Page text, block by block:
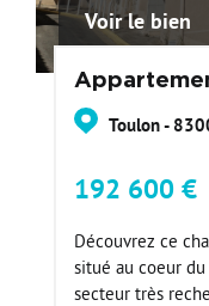
Voir le bien
Toulon -
192 600 €
Découvrez ce
situé au coeur
secteur très